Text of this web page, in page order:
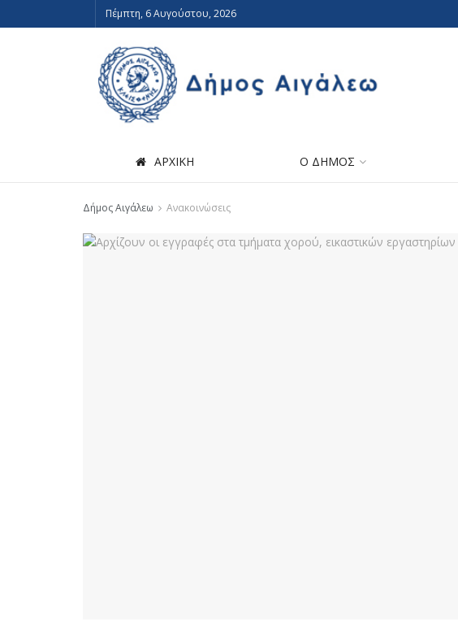
Πέμπτη, 6 Αυγούστου, 2026
ΑΡΧΙΚΗ Ο ΔΗΜΟΣ
Δήμος Αιγάλεω Ανακοινώσεις